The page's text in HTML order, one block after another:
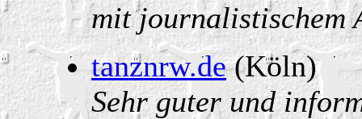
mit journalistischem
tanznrw.de(Köln)
Sehr guter und